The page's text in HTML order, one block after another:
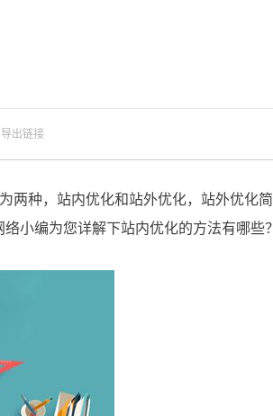
导出链接
小编为您详解下站内优化的方法有哪些？